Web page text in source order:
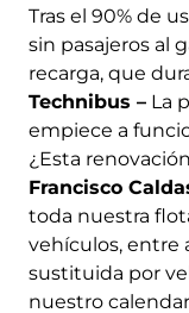
Tras el 90% de
sin pasajeros al
recarga, que
Technibus – La
empiece a
¿Esta
Francisco
toda nuestra
vehículos, entre
sustituida por
nuestro